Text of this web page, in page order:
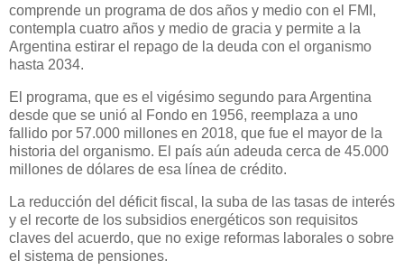
comprende un programa de dos años y medio con el FMI,
contempla cuatro años y medio de gracia y permite a la
Argentina estirar el repago de la deuda con el organismo
hasta 2034.
El programa, que es el vigésimo segundo para Argentina
desde que se unió al Fondo en 1956, reemplaza a uno
fallido por 57.000 millones en 2018, que fue el mayor de la
historia del organismo. El país aún adeuda cerca de 45.000
millones de dólares de esa línea de crédito.
La reducción del déficit fiscal, la suba de las tasas de interés
y el recorte de los subsidios energéticos son requisitos
claves del acuerdo, que no exige reformas laborales o sobre
el sistema de pensiones.